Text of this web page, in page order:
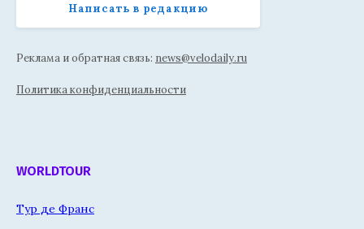
Написать в редакцию
Реклама и обратная связь: news@velodaily.ru
Политика конфиденциальности
WORLDTOUR
Тур де Франс